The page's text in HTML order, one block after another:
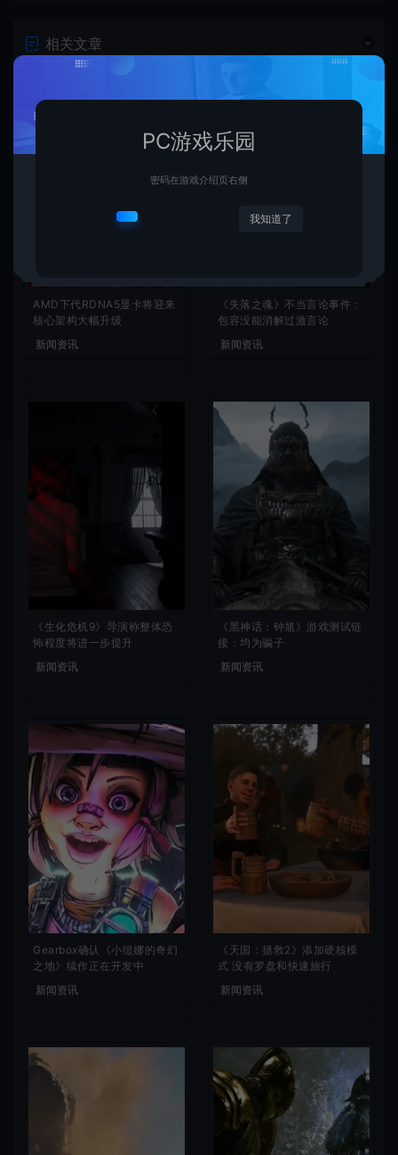
相关文章
AMD下代RDNA5显卡将迎来
核心架构大幅升级
新闻资讯
《失落之魂》不当言论事件：
包容没能消解过激言论
新闻资讯
《生化危机9》导演称整体恐
怖程度将进一步提升
新闻资讯
《黑神话：钟馗》游戏测试链
接：均为骗子
新闻资讯
Gearbox确认《小缇娜的奇幻
之地》续作正在开发中
新闻资讯
《天国：拯救2》添加硬核模
式 没有罗盘和快速旅行
新闻资讯
PC游戏乐园
密码在游戏介绍页右侧
我知道了